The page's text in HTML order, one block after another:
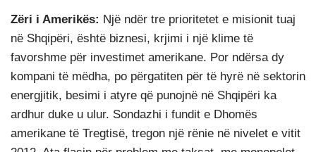
Zëri i Amerikës: Një ndër tre prioritetet e misionit tuaj
në Shqipëri, është biznesi, krjimi i një klime të
favorshme për investimet amerikane. Por ndërsa dy
kompani të mëdha, po përgatiten për të hyrë në sektorin
energjitik, besimi i atyre që punojnë në Shqipëri ka
ardhur duke u ulur. Sondazhi i fundit e Dhomës
amerikane të Tregtisë, tregon një rënie në nivelet e vitit